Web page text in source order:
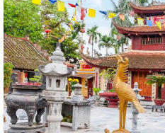
Đảng ủy phường Dương Kinh tổ
tại chi bộ TDP Hải Hoà
Phường Dương Kinh triển khai
đoạn 2026–2035
Phường Dương Kinh tổ chức sinh
các nhiệm vụ trọng tâm tháng 8